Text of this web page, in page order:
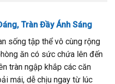
Tràn Đầy Ánh Sáng
sống tập thể vô cùng rộng
ăn có sức chứa lên đến
tràn ngập khắp các căn
mái, dễ chịu ngay từ lúc